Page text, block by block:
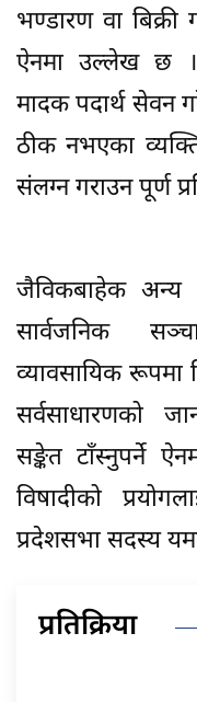
भण्डारण वा बिक्री
ऐनमा उल्लेख छ ।
मादक पदार्थ सेवन
ठीक नभएका
संलग्न गराउन पूर्ण
जैविकबाहेक अन्य
सार्वजनिक
व्यावसायिक रूपमा
सर्वसाधारणको
सङ्केत टाँस्नुपर्ने
विषादीको
प्रदेशसभा सदस्य
प्रतिक्रिया